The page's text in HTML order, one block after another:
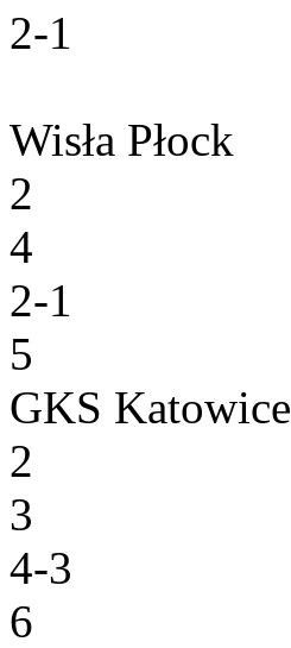
2-1
Wisła Płock
2
4
2-1
5
GKS Katowice
2
3
4-3
6